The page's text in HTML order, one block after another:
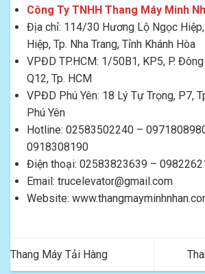
Công Ty TNHH Thang Máy Minh
Địa chỉ: 114/30 Hương Lộ Ngọc Hiệp,
Hiệp, Tp. Nha Trang, Tỉnh Khánh Hòa
VPĐD TP.HCM: 1/50B1, KP5, P.
Q12, Tp. HCM
VPĐD Phú Yên: 18 Lý Tự Trọng, P7,
Phú Yên
Hotline: 02583502240 –
0918308190
Điện thoại: 02583823639 –
Email: trucelevator@gmail.com
Website:
Thang Máy Tải Hàng